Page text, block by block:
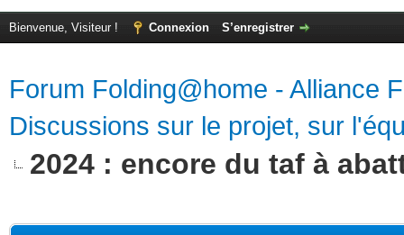
Bienvenue, Visiteur ! Connexion S’enregistrer
Forum Folding@home - Alliance
Discussions sur le projet, sur
2024 : encore du taf à